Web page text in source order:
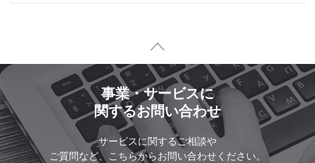
事業・サービスに
関するお問い合わせ
サービスに関するご相談や
ご質問など、こちらからお問い合わせください。